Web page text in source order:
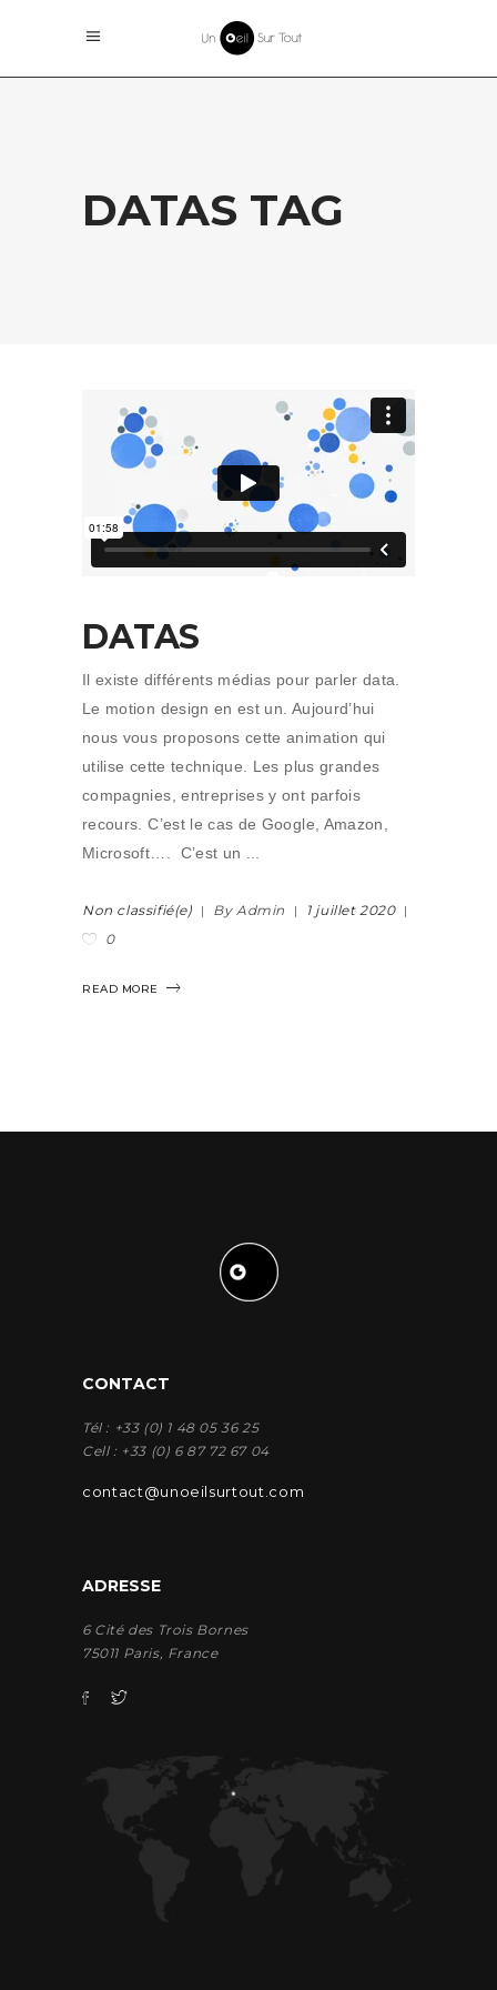
DATAS TAG
DATAS
Il existe différents médias pour parler data.
Le motion design en est un. Aujourd’hui
nous vous proposons cette animation qui
utilise cette technique. Les plus grandes
compagnies, entreprises y ont parfois
recours. C’est le cas de Google, Amazon,
Microsoft…. C’est un
Non classifié(e) By Admin
1 juillet 2020
0
READ MORE
CONTACT
Tél : +33 (0) 1 48 05 36 25
Cell : +33 (0) 6 87 72 67 04
contact@unoeilsurtout.com
ADRESSE
6 Cité des Trois Bornes
75011 Paris, France